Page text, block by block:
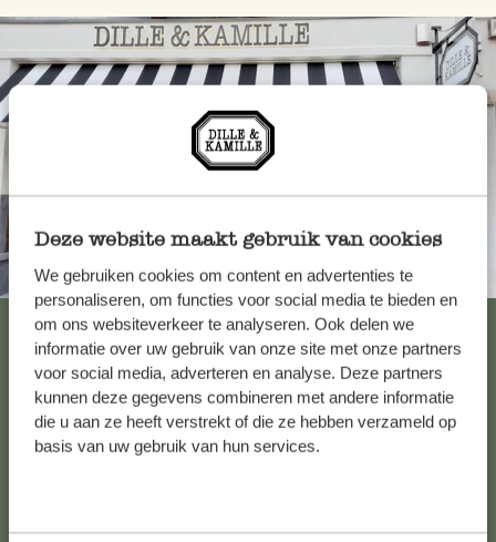
Deze website maakt gebruik van cookies
We gebruiken cookies om content en advertenties te
personaliseren, om functies voor social media te bieden en
om ons websiteverkeer te analyseren. Ook delen we
informatie over uw gebruik van onze site met onze partners
voor social media, adverteren en analyse. Deze partners
kunnen deze gegevens combineren met andere informatie
die u aan ze heeft verstrekt of die ze hebben verzameld op
basis van uw gebruik van hun services.
Immer in der Nähe
Alle 62 Geschäfte anzeigen
Kundenservice/Hilfe
die Antworten aufhäufig gestellte Fragen.